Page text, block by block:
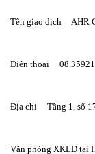
Tên giao dịch     AHR
Điện thoại
Địa chỉ     Tầng 1, số
Văn phòng XKLĐ tại